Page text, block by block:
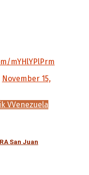
mYHlYPlPrm
November 15,
VVenezuela
San Juan